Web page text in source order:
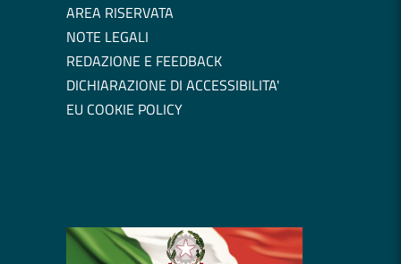
AREA RISERVATA
NOTE LEGALI
REDAZIONE E FEEDBACK
DICHIARAZIONE DI ACCESSIBILITA'
EU COOKIE POLICY